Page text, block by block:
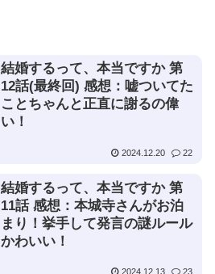
結婚するって、本当ですか 第
12話(最終回) 感想：嘘ついてた
ことちゃんと正直に謝るの偉
い！
2024.12.20 22
結婚するって、本当ですか 第
11話 感想：本城寺さんがお泊
まり！挙手して発言の謎ルール
かわいい！
2024.12.13 23